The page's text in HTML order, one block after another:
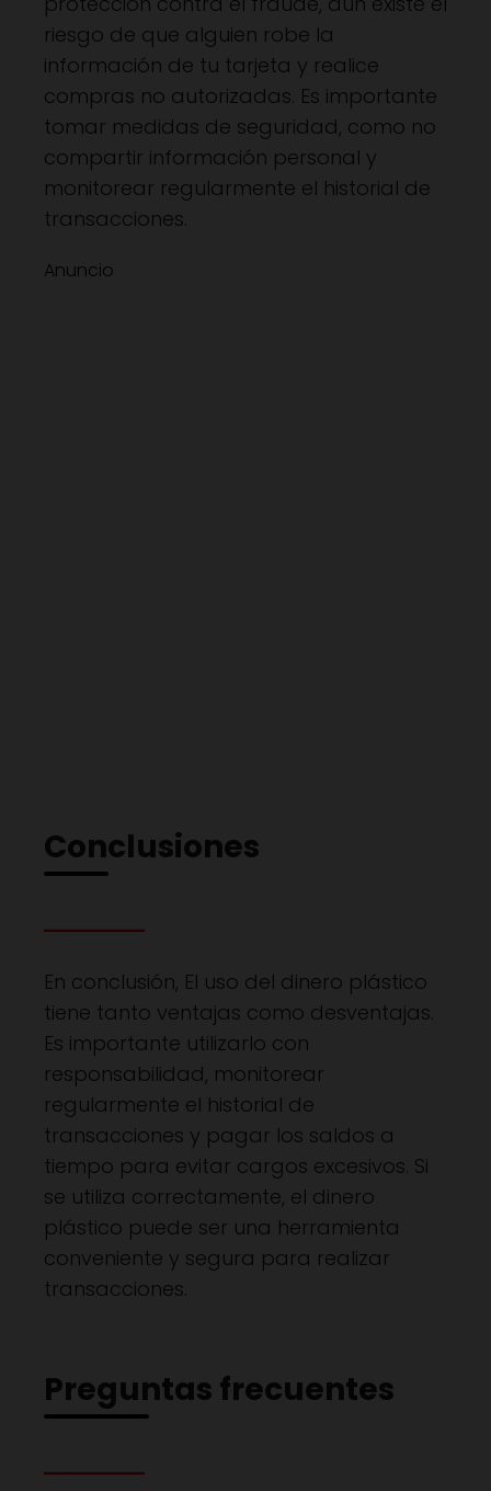
riesgo de que alguien robe la
información de tu tarjeta y realice
compras no autorizadas. Es importante
tomar medidas de seguridad, como no
compartir información personal y
monitorear regularmente el historial de
transacciones.
Anuncio
Conclusiones
En conclusión, El uso del dinero plástico
tiene tanto ventajas como desventajas.
Es importante utilizarlo con
responsabilidad, monitorear
regularmente el historial de
transacciones y pagar los saldos a
tiempo para evitar cargos excesivos. Si
se utiliza correctamente, el dinero
plástico puede ser una herramienta
conveniente y segura para realizar
transacciones.
Preguntas frecuentes